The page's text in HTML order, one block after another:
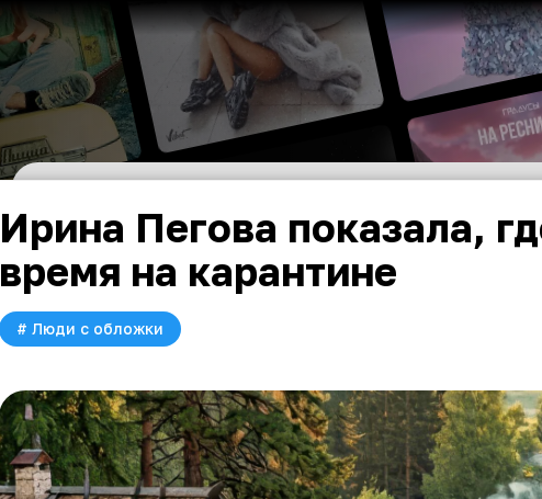
Ирина Пегова показала,
время на карантине
# Люди с обложки